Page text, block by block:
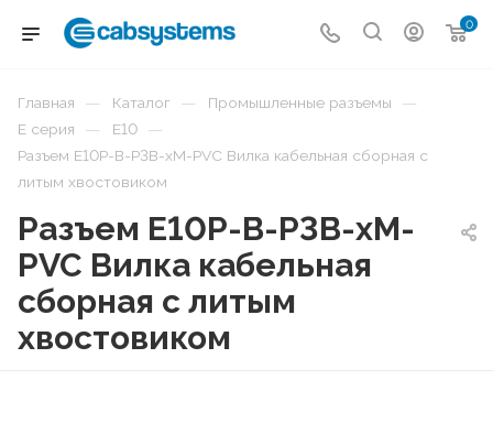
0
Главная — Каталог — Промышленные разъемы —
E серия — E10 —
Разъем E10P-B-P3B-xM-PVC Вилка кабельная сборная с
литым хвостовиком
Разъем E10P-B-P3B-xM-
PVC Вилка кабельная
сборная с литым
хвостовиком